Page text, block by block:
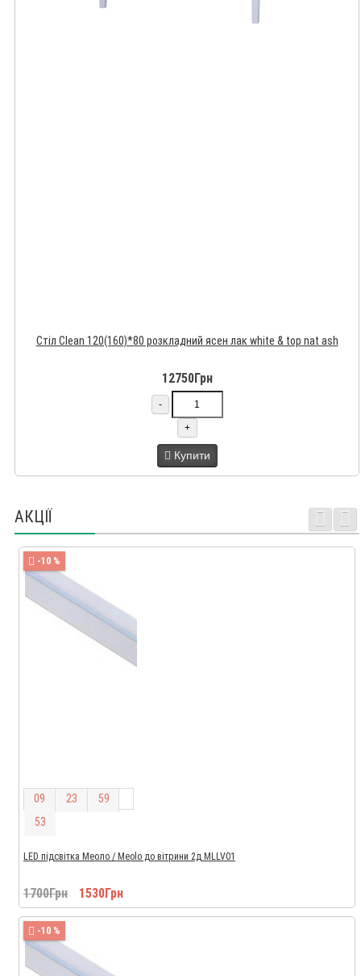
Стіл Clean 120(160)*80 розкладний ясен лак white & top nat ash
12750Грн
-
+
Купити
АКЦІЇ
-10 %
09 23 59
51
LED підсвітка Меоло / Meolo до вітрини 2д MLLV01
1700Грн 1530Грн
-10 %